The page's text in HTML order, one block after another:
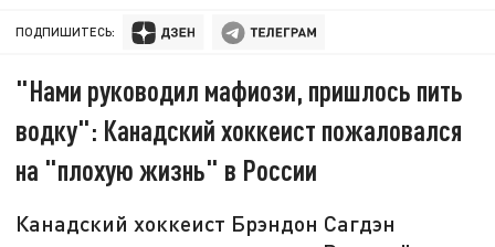
ПОДПИШИТЕСЬ:
"Нами руководил мафиози, пришлось пить
водку": Канадский хоккеист пожаловался
на "плохую жизнь" в России
Канадский хоккеист Брэндон Сагдэн